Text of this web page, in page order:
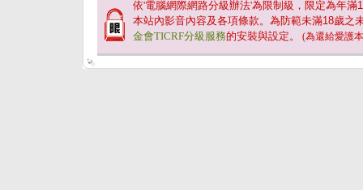
依'電腦網際網路分級辦法'為限制級，限定為年滿
本站內影音內容及各項條款。為防範未滿18歲之
金會TICRF分級服務的安裝與設定。 (為還給愛護